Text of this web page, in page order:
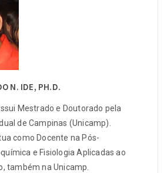
N. IDE, PH.D.
Mestrado e Doutorado pela
de Campinas (Unicamp).
como Docente na Pós-
e Fisiologia Aplicadas ao
também na Unicamp.